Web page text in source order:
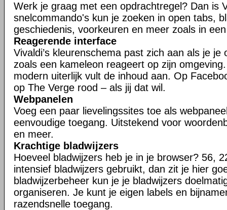
Werk je graag met een opdrachtregel? Dan is
snelcommando's kun je zoeken in open tabs,
geschiedenis, voorkeuren en meer zoals in
Reagerende interface
Vivaldi’s kleurenschema past zich aan als je je
zoals een kameleon reageert op zijn
modern uiterlijk vult de inhoud aan. Op
op The Verge rood – als jij dat wil.
Webpanelen
Voeg een paar lievelingssites toe als
eenvoudige toegang. Uitstekend voor
en meer.
Krachtige bladwijzers
Hoeveel bladwijzers heb je in je browser? 56,
intensief bladwijzers gebruikt, dan zit je hier
bladwijzerbeheer kun je je bladwijzers
organiseren. Je kunt je eigen labels en
razendsnelle toegang.